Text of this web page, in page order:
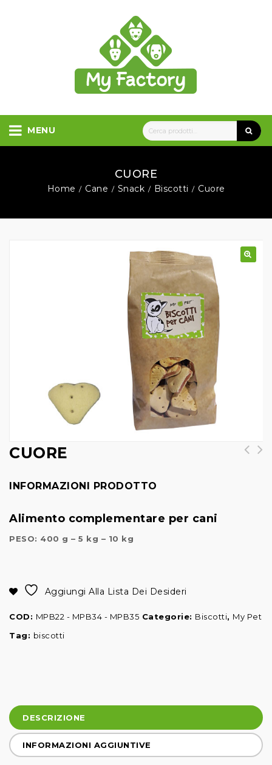
MENU
CUORE
Home / Cane / Snack / Biscotti / Cuore
CUORE
INFORMAZIONI PRODOTTO
Alimento complementare per cani
PESO: 400 g – 5 kg – 10 kg
Aggiungi Alla Lista Dei Desideri
COD: MPB22 - MPB34 - MPB35 Categorie: Biscotti, My Pet
Tag: biscotti
DESCRIZIONE
INFORMAZIONI AGGIUNTIVE